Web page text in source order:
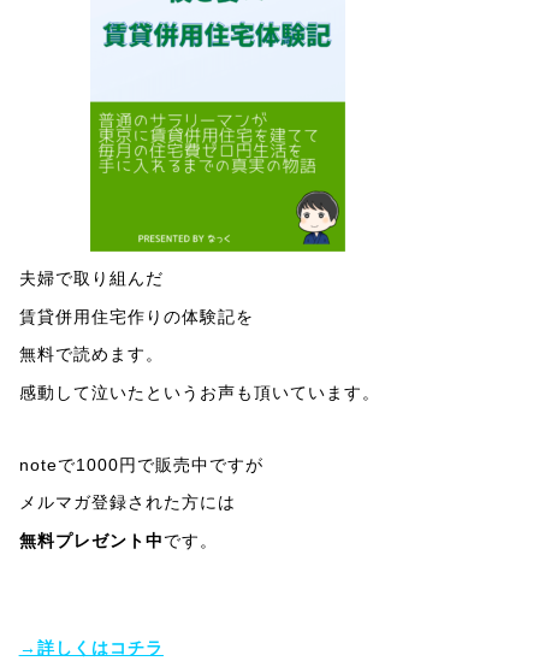
夫婦で取り組んだ
賃貸併用住宅作りの体験記を
無料で読めます。
感動して泣いたというお声も頂いています。
noteで1000円で販売中ですが
メルマガ登録された方には
無料プレゼント中 です。
→詳しくはコチラ